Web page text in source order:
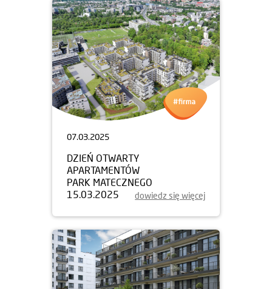
07.03.2025
DZIEŃ OTWARTY
APARTAMENTÓW
PARK MATECZNEGO
15.03.2025
dowiedz się więcej